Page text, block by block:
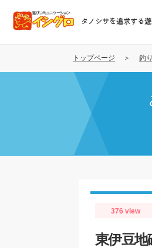
コ
テ
タノシサを追求する
トップページ 釣
376 view
東伊豆